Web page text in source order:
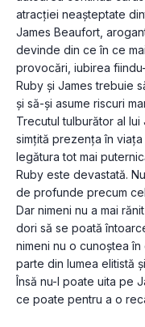
atracției neașteptate
James Beaufort,
devinde din ce în ce
provocări, iubirea
Ruby și James trebuie
și să-și asume riscuri
Trecutul tulburător al
simțită prezența în
legătura tot mai
Ruby este devastată.
de profunde precum
Dar nimeni nu a mai
dori să se poată
nimeni nu o cunoștea
parte din lumea elitistă
Însă nu-l poate uita pe
ce poate pentru a o